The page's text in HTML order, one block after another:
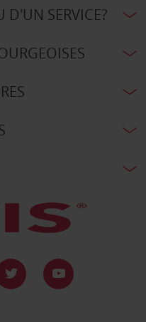
D'UN SERVICE?